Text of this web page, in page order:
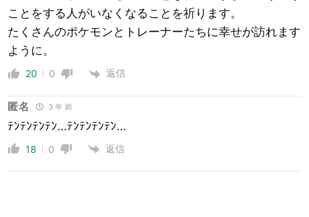
ことをする人がいなくなることを祈ります。
たくさんのポケモンとトレーナーたちに幸せが訪れます
ように。
20 0 返信
匿名 3 年 前
ﾃﾝﾃﾝﾃﾝﾃﾝ…ﾃﾝﾃﾝﾃﾝﾃﾝ…
18 0 返信